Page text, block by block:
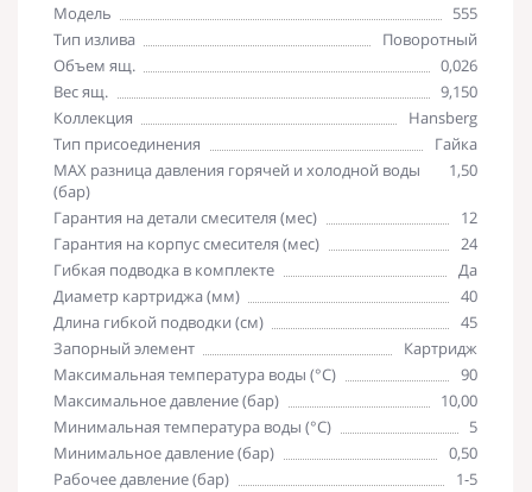
Модель
555
Тип излива
Поворотный
Объем ящ.
0,026
Вес ящ.
9,150
Коллекция
Hansberg
Тип присоединения
Гайка
MAX разница давления горячей и холодной воды
(бар)
1,50
Гарантия на детали смесителя (мес)
12
Гарантия на корпус смесителя (мес)
24
Гибкая подводка в комплекте
Да
Диаметр картриджа (мм)
40
Длина гибкой подводки (см)
45
Запорный элемент
Картридж
Максимальная температура воды (°C)
90
Максимальное давление (бар)
10,00
Минимальная температура воды (°C)
5
Минимальное давление (бар)
0,50
Рабочее давление (бар)
1-5